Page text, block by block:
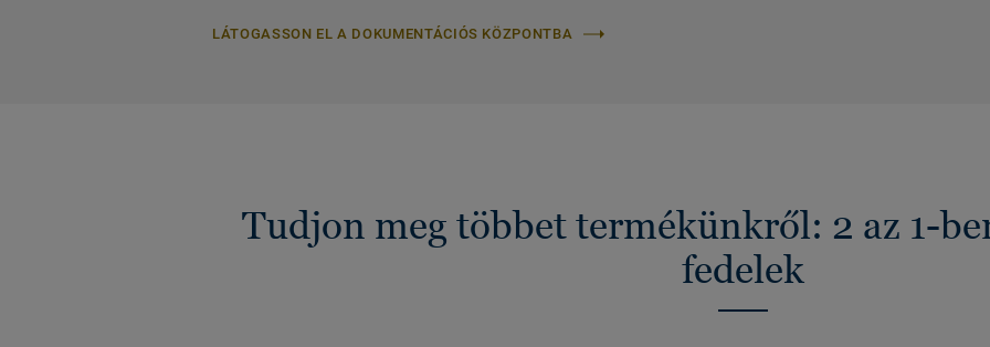
LÁTOGASSON EL A DOKUMENTÁCIÓS KÖZPONTBA
Tudjon meg többet termékünkről: 2 az 1-
fedelek